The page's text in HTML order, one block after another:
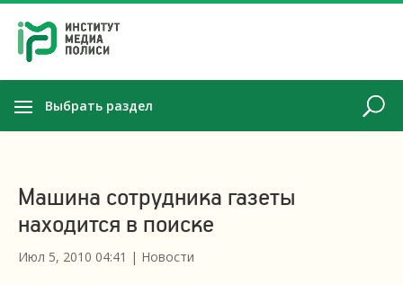
Выбрать раздел
Машина сотрудника газеты
находится в поиске
Июл 5, 2010 04:41 | Новости